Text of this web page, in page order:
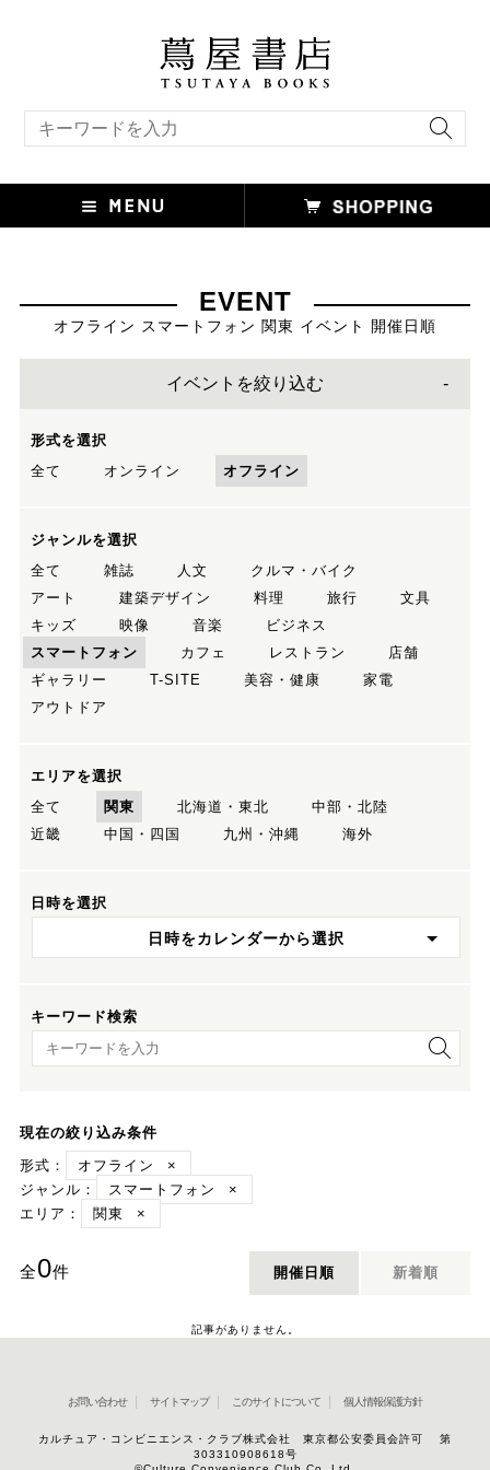
EVENT
オフライン スマートフォン 関東 イベント 開催日順
イベントを絞り込む
形式を選択
全て
オンライン オフライン
ジャンルを選択
全て
雑誌 人文
クルマ・バイク
アート
建築デザイン 料理 旅行
文具
キッズ
映像 音楽
ビジネス
スマートフォン
カフェ レストラン
店舗
ギャラリー
T-SITE 美容・健康
家電
アウトドア
エリアを選択
全て
関東 北海道・東北
中部・北陸
近畿
中国・四国 九州・沖縄 海外
日時を選択
日時をカレンダーから選択
キーワード検索
キーワード検索
現在の絞り込み条件
形式：
オフライン
×
ジャンル：
スマートフォン
×
エリア：
関東 ×
全0件 開催日順 新着順
記事がありません。
お問い合わせ サイトマップ このサイトについて 個人情報保護方針
カルチュア・コンビニエンス・クラブ株式会社 東京都公安委員会許可 第
303310908618号